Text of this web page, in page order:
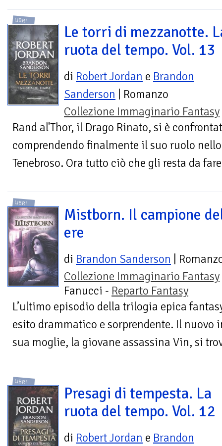
LIBRI
Le torri di mezzanotte.
ruota del tempo. Vol. 13
di Robert Jordan e Brandon
Sanderson | Romanzo
Collezione Immaginario Fantasy
Rand al'Thor, il Drago Rinato, si è
comprendendo finalmente il suo ruolo
Tenebroso. Ora tutto ciò che gli resta da
LIBRI
Mistborn. Il campione
ere
di Brandon Sanderson |
Collezione Immaginario Fantasy
Fanucci - Reparto Fantasy
L’ultimo episodio della trilogia epica
esito drammatico e sorprendente. Il nuovo
sua moglie, la giovane assassina Vin, si
LIBRI
Presagi di tempesta. La
ruota del tempo. Vol. 12
di Robert Jordan e Brandon